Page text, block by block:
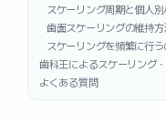
スケーリング周期と個人
歯面スケーリングの維持
スケーリングを頻繁に行
歯科王によるスケーリング
よくある質問